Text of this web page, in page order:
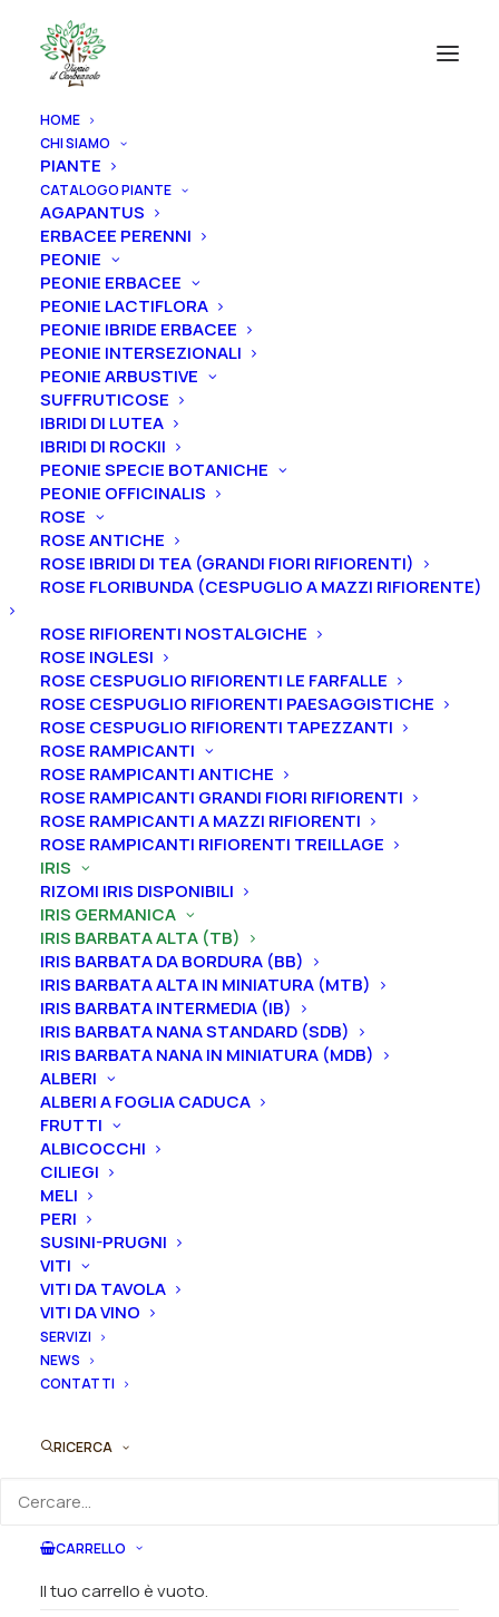
HOME
CHI SIAMO
PIANTE
CATALOGO PIANTE
AGAPANTUS
ERBACEE PERENNI
PEONIE
PEONIE ERBACEE
PEONIE LACTIFLORA
PEONIE IBRIDE ERBACEE
PEONIE INTERSEZIONALI
PEONIE ARBUSTIVE
SUFFRUTICOSE
IBRIDI DI LUTEA
IBRIDI DI ROCKII
PEONIE SPECIE BOTANICHE
PEONIE OFFICINALIS
ROSE
ROSE ANTICHE
ROSE IBRIDI DI TEA (GRANDI FIORI RIFIORENTI)
ROSE FLORIBUNDA (CESPUGLIO A MAZZI RIFIORENTE)
ROSE RIFIORENTI NOSTALGICHE
ROSE INGLESI
ROSE CESPUGLIO RIFIORENTI LE FARFALLE
ROSE CESPUGLIO RIFIORENTI PAESAGGISTICHE
ROSE CESPUGLIO RIFIORENTI TAPEZZANTI
ROSE RAMPICANTI
ROSE RAMPICANTI ANTICHE
ROSE RAMPICANTI GRANDI FIORI RIFIORENTI
ROSE RAMPICANTI A MAZZI RIFIORENTI
ROSE RAMPICANTI RIFIORENTI TREILLAGE
IRIS
RIZOMI IRIS DISPONIBILI
IRIS GERMANICA
IRIS BARBATA ALTA (TB)
IRIS BARBATA DA BORDURA (BB)
IRIS BARBATA ALTA IN MINIATURA (MTB)
IRIS BARBATA INTERMEDIA (IB)
IRIS BARBATA NANA STANDARD (SDB)
IRIS BARBATA NANA IN MINIATURA (MDB)
ALBERI
ALBERI A FOGLIA CADUCA
FRUTTI
ALBICOCCHI
CILIEGI
MELI
PERI
SUSINI-PRUGNI
VITI
VITI DA TAVOLA
VITI DA VINO
SERVIZI
NEWS
CONTATTI
RICERCA
CARRELLO
Il tuo carrello è vuoto.
Home Iris Iris germanica
Iris barbata alta (TB)
Iris germanica “Scottish Rebel”
Iris germanica “Scottish
Rebel”
From5,00€
L’iris germanica “Scottish Rebel” ha vessilli color
biscotto sfumato albicocca, leggera infusione di viola
nella nervatura centrale, ali di un rosso rubino brillante
o bordeaux prugna, con piccole aree bianche ai lati
della barba color mandarino.
intermedia.
Iris in vasosono disponibili inqualsiasi periodo
mentre irizomidiIrissonodisponibili solo nel
periodo che vada luglio a settembre.
Formato
Iris
germanica
"Scottish
Rebel"
quantità
Ordina subito questo prodotto!
Puoi acquistare ora questo prodotto contattandoci e